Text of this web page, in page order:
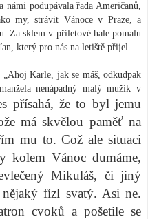
podupávala řada Američanů,
my, strávit Vánoce v Praze, a
Za sklem v příletové hale pomalu
který pro nás na letiště přijel.
Karle, jak se máš, odkudpak
nenápadný malý mužík v
přísahá, že to byl jemu
má skvělou paměť na
mu to. Což ale situaci
kolem Vánoc dumáme,
Mikuláš, či jiný
fízl svatý. Asi ne.
cvoků a pošetile se